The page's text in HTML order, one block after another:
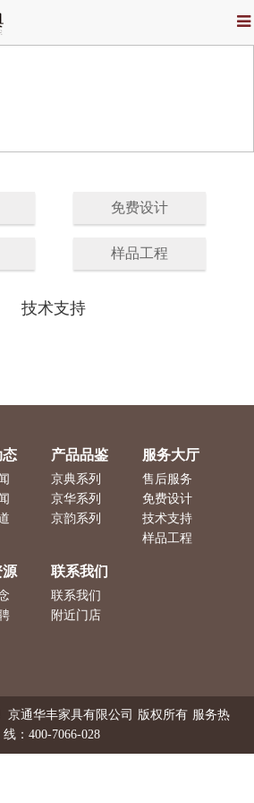
免费设计
样品工程
技术支持
态 产品品鉴
京典系列
京华系列
京韵系列
服务大厅
售后服务
免费设计
技术支持
样品工程
源 联系我们
联系我们
附近门店
京通华丰家具有限公司 版权所有 服务热
线：400-7066-028